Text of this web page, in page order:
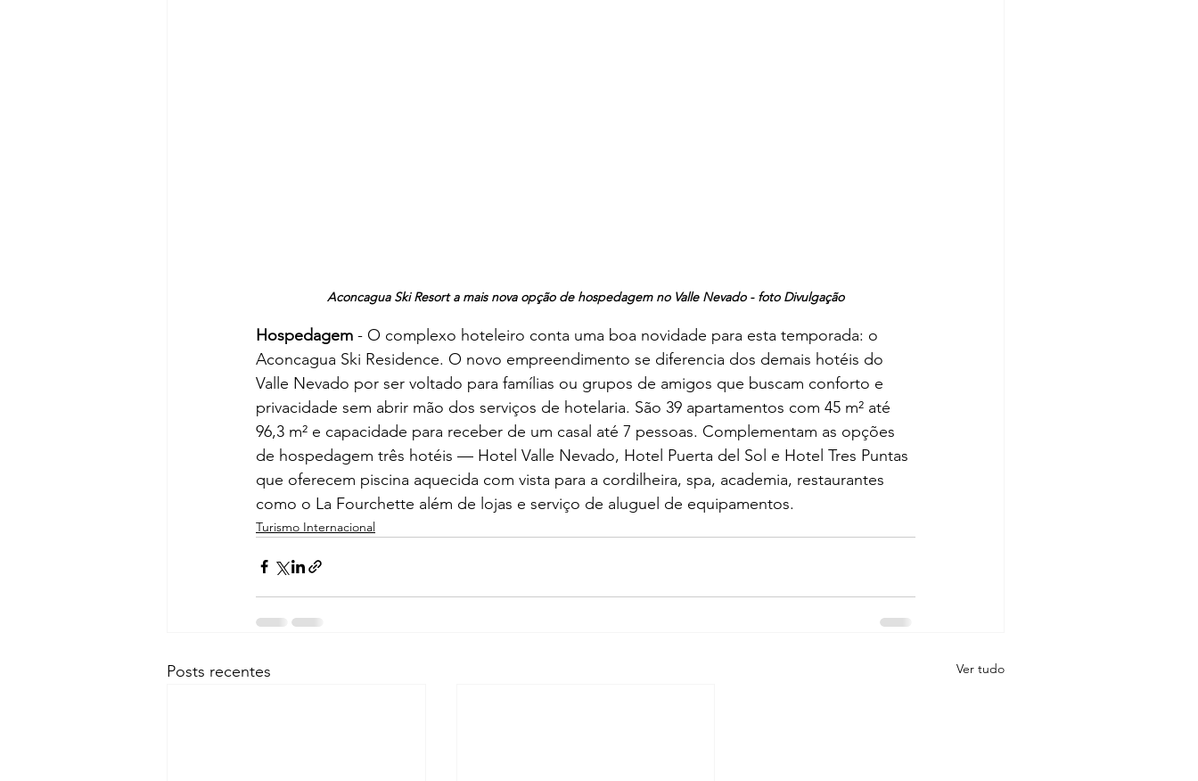
Aconcagua Ski Resort a mais nova opção de hospedagem no Valle Nevado - foto Divulgação
Hospedagem - O complexo hoteleiro conta uma boa novidade para esta temporada: o
Aconcagua Ski Residence. O novo empreendimento se diferencia dos demais hotéis do
Valle Nevado por ser voltado para famílias ou grupos de amigos que buscam conforto e
privacidade sem abrir mão dos serviços de hotelaria. São 39 apartamentos com 45 m² até
96,3 m² e capacidade para receber de um casal até 7 pessoas. Complementam as opções
de hospedagem três hotéis — Hotel Valle Nevado, Hotel Puerta del Sol e Hotel Tres Puntas
que oferecem piscina aquecida com vista para a cordilheira, spa, academia, restaurantes
como o La Fourchette além de lojas e serviço de aluguel de equipamentos.
Turismo Internacional
Posts recentes Ver tudo